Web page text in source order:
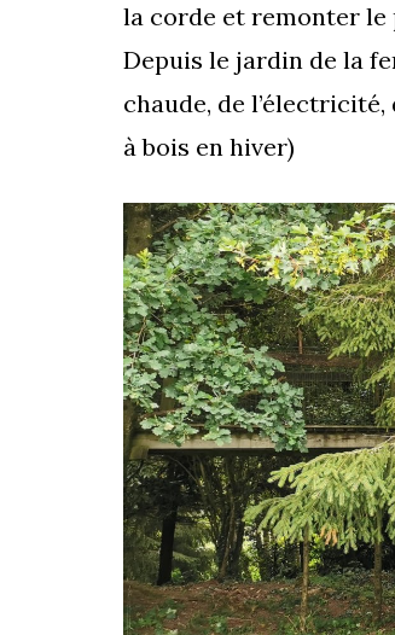
la corde et remonter le
Depuis le jardin de la
chaude, de
à bois en hiver)